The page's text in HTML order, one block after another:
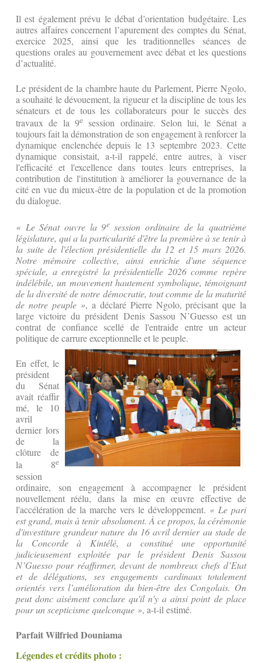
Il est également prévu le débat d’orientation budgétaire. Les
autres affaires concernent l’apurement des comptes du Sénat,
exercice 2025, ainsi que les traditionnelles séances de
questions orales au gouvernement avec débat et les questions
d’actualité.
Le président de la chambre haute du Parlement, Pierre Ngolo,
a souhaité le dévouement, la rigueur et la discipline de tous les
sénateurs et de tous les collaborateurs pour le succès des
travaux de la 9esession ordinaire. Selon lui, le Sénat a
toujours fait la démonstration de son engagement à renforcer la
dynamique enclenchée depuis le 13 septembre 2023. Cette
dynamique consistait, a-t-il rappelé, entre autres, à viser
l'efficacité et l'excellence dans toutes leurs entreprises, la
contribution de l'institution à améliorer la gouvernance de la
cité en vue du mieux-être de la population et de la promotion
du dialogue.
« Le Sénat ouvre la 9esession ordinaire de la quatrième
législature, qui a la particularité d'être la première à se tenir à
la suite de l'élection présidentielle du 12 et 15 mars 2026.
Notre mémoire collective, ainsi enrichie d'une séquence
spéciale, a enregistré la présidentielle 2026 comme repère
indélébile, un mouvement hautement symbolique, témoignant
de la diversité de notre démocratie, tout comme de la maturité
de notre peuple », a déclaré Pierre Ngolo, précisant que la
large victoire du président Denis Sassou N’Guesso est un
contrat de confiance scellé de l'entraide entre un acteur
politique de carrure exceptionnelle et le peuple.
En effet, le
président
du Sénat
avait réaffir
mé, le 10
avril
dernier lors
de la
clôture de
la 8e
session
ordinaire, son engagement à accompagner le président
nouvellement réélu, dans la mise en œuvre effective de
l'accélération de la marche vers le développement. « Le pari
est grand, mais à tenir absolument. À ce propos, la cérémonie
d'investiture grandeur nature du 16 avril dernier au stade de
la Concorde à Kintélé, a constitué une opportunité
judicieusement exploitée par le président Denis Sassou
N’Guesso pour réaffirmer, devant de nombreux chefs d’Etat
et de délégations, ses engagements cardinaux totalement
orientés vers l’amélioration du bien-être des Congolais. On
peut donc aisément conclure qu'il n'y a ainsi point de place
pour un scepticisme quelconque », a-t-il estimé.
Parfait Wilfried Douniama
Légendes et crédits photo :